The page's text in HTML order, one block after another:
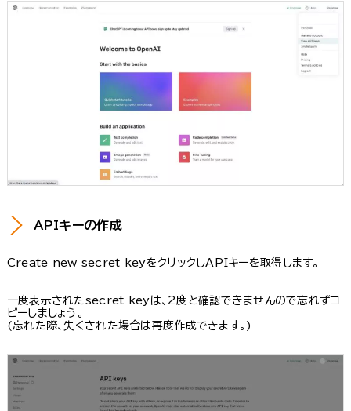
APIキーの作成
Create new secret keyをクリックしAPIキーを取得します。
一度表示されたsecret keyは、2度と確認できませんので忘れずコ
ピーしましょう。
(忘れた際、失くされた場合は再度作成できます。)